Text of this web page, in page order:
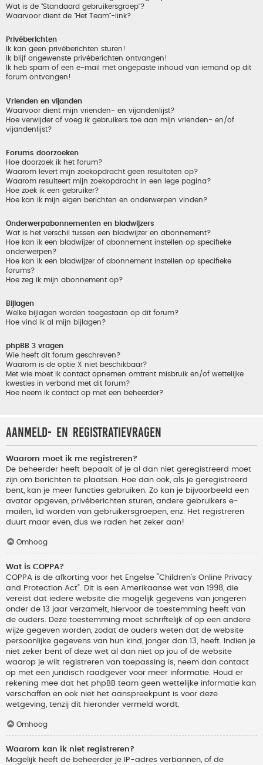
Wat is de "Standaard gebruikersgroep"?
Waarvoor dient de "Het Team"-link?
Privéberichten
Ik kan geen privéberichten sturen!
Ik blijf ongewenste privéberichten ontvangen!
Ik heb spam of een e-mail met ongepaste inhoud van iemand op dit
forum ontvangen!
Vrienden en vijanden
Waarvoor dient mijn vrienden- en vijandenlijst?
Hoe verwijder of voeg ik gebruikers toe aan mijn vrienden- en/of
vijandenlijst?
Forums doorzoeken
Hoe doorzoek ik het forum?
Waarom levert mijn zoekopdracht geen resultaten op?
Waarom resulteert mijn zoekopdracht in een lege pagina?
Hoe zoek ik een gebruiker?
Hoe kan ik mijn eigen berichten en onderwerpen vinden?
Onderwerpabonnementen en bladwijzers
Wat is het verschil tussen een bladwijzer en abonnement?
Hoe kan ik een bladwijzer of abonnement instellen op specifieke
onderwerpen?
Hoe kan ik een bladwijzer of abonnement instellen op specifieke
forums?
Hoe zeg ik mijn abonnement op?
Bijlagen
Welke bijlagen worden toegestaan op dit forum?
Hoe vind ik al mijn bijlagen?
phpBB 3 vragen
Wie heeft dit forum geschreven?
Waarom is de optie X niet beschikbaar?
Met wie moet ik contact opnemen omtrent misbruik en/of wettelijke
kwesties in verband met dit forum?
Hoe neem ik contact op met een beheerder?
Aanmeld- en registratievragen
Waarom moet ik me registreren?
De beheerder heeft bepaalt of je al dan niet geregistreerd moet
zijn om berichten te plaatsen. Hoe dan ook, als je geregistreerd
bent, kan je meer functies gebruiken. Zo kan je bijvoorbeeld een
avatar opgeven, privéberichten sturen, andere gebruikers e-
mailen, lid worden van gebruikersgroepen, enz. Het registreren
duurt maar even, dus we raden het zeker aan!
Omhoog
Wat is COPPA?
COPPA is de afkorting voor het Engelse "Children’s Online Privacy
and Protection Act". Dit is een Amerikaanse wet van 1998, die
vereist dat iedere website die mogelijk gegevens van jongeren
onder de 13 jaar verzamelt, hiervoor de toestemming heeft van
de ouders. Deze toestemming moet schriftelijk of op een andere
wijze gegeven worden, zodat de ouders weten dat de website
persoonlijke gegevens van hun kind, jonger dan 13, heeft. Indien je
niet zeker bent of deze wet al dan niet op jou of de website
waarop je wilt registreren van toepassing is, neem dan contact
op met een juridisch raadgever voor meer informatie. Houd er
rekening mee dat het phpBB team geen wettelijke informatie kan
verschaffen en ook niet het aanspreekpunt is voor deze
wetgeving, tenzij dit hieronder vermeld wordt.
Omhoog
Waarom kan ik niet registreren?
Mogelijk heeft de beheerder je IP-adres verbannen, of de